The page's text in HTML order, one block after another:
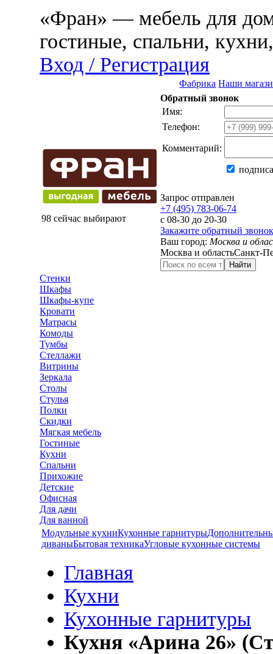
«Фран» — мебель для
гостиные, спальни,
Вход / Регистрация
Фабрика Наши
98 сейчас выбирают
Обратный звонок
Имя:
Телефон:
Комментарий:
Запрос отправлен
+7 (495) 783-06-74
с 08-30 до 20-30
Закажите обратный звонок
Ваш город: Москва и
Москва и областьСанкт-
Найти
Стенки
Шкафы
Шкафы-купе
Кровати
Матрасы
Комоды
Тумбы
Стеллажи
Витрины
Зеркала
Столы
Стулья
Полки
Скидки
Мягкая мебель
Гостиные
Кухни
Спальни
Прихожие
Детские
Офисная
Для дачи
Для ванной
Модульные кухниКухонные гарнитуры
диваныБытовая техникаУгловые кухонные системы
Главная
Кухни
Кухонные гарнитуры
Кухня «Арина 26»